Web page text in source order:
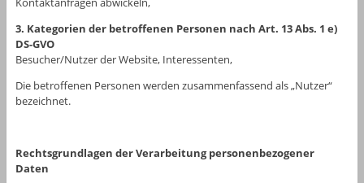
3. Kategorien der betroffenen Personen nach Art. 13 Abs. 1 e)
DS-GVO
Besucher/Nutzer der Website, Interessenten,
Die betroffenen Personen werden zusammenfassend als „Nutzer“
bezeichnet.
Rechtsgrundlagen der Verarbeitung personenbezogener
Daten